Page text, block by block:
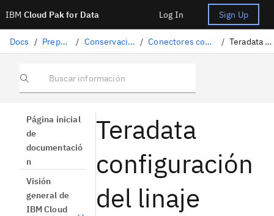
IBM Cloud Pak for Data Log In Sign Up
Docs / Preparación de datos / Conservación de datos estructurados / Conectores compatibles para la importación de linajes / Teradata configuración del linaje
Buscar información
Página inicial
de
documentació
n
Visión
general de
IBM Cloud
Teradata
configuración
del linaje